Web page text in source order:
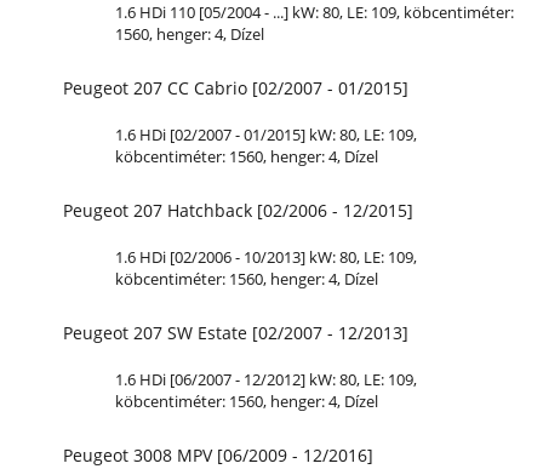
1.6 HDi 110 [05/2004 - ...] kW: 80, LE: 109, köbcentiméter:
1560, henger: 4, Dízel
Peugeot 207 CC Cabrio [02/2007 - 01/2015]
1.6 HDi [02/2007 - 01/2015] kW: 80, LE: 109,
köbcentiméter: 1560, henger: 4, Dízel
Peugeot 207 Hatchback [02/2006 - 12/2015]
1.6 HDi [02/2006 - 10/2013] kW: 80, LE: 109,
köbcentiméter: 1560, henger: 4, Dízel
Peugeot 207 SW Estate [02/2007 - 12/2013]
1.6 HDi [06/2007 - 12/2012] kW: 80, LE: 109,
köbcentiméter: 1560, henger: 4, Dízel
Peugeot 3008 MPV [06/2009 - 12/2016]